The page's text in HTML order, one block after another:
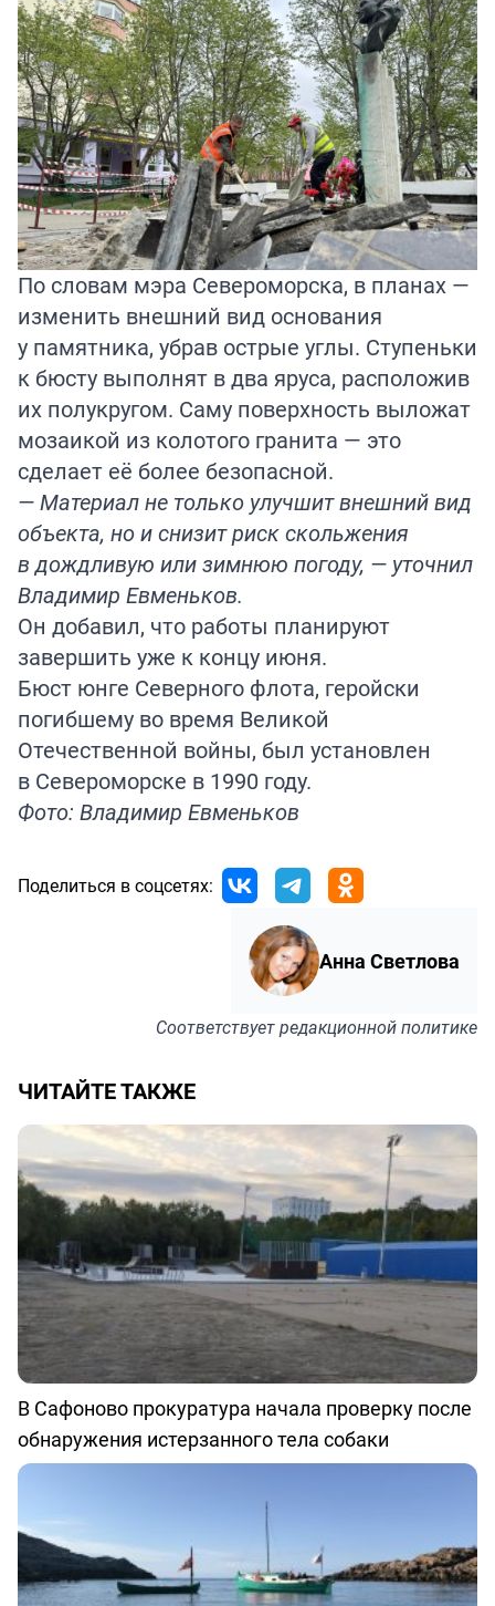
По словам мэра Североморска, в планах —
изменить внешний вид основания
у памятника, убрав острые углы. Ступеньки
к бюсту выполнят в два яруса, расположив
их полукругом. Саму поверхность выложат
мозаикой из колотого гранита — это
сделает её более безопасной.
— Материал не только улучшит внешний вид
объекта, но и снизит риск скольжения
в дождливую или зимнюю погоду, — уточнил
Владимир Евменьков.
Он добавил, что работы планируют
завершить уже к концу июня.
Бюст юнге Северного флота, геройски
погибшему во время Великой
Отечественной войны, был установлен
в Североморске в 1990 году.
Фото: Владимир Евменьков
Поделиться в соцсетях:
Анна Светлова
Соответствуетредакционной политике
ЧИТАЙТЕ ТАКЖЕ
В Сафоново прокуратура начала проверку после
обнаружения истерзанного тела собаки